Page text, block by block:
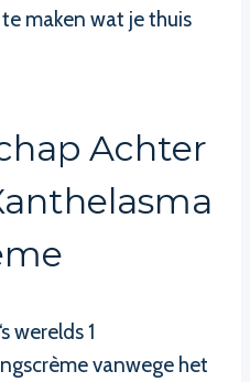
maken wat je thuis
Achter
werelds 1
vanwege het